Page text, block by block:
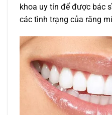
khoa uy tín để được bác
các tình trạng của răng